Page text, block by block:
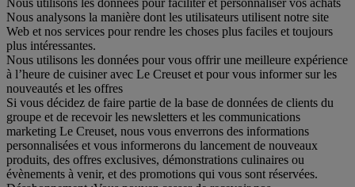
Nous analysons la manière dont les utilisateurs utilisent notre site
Web et nos services pour rendre les choses plus faciles et toujours
plus intéressantes.
Nous utilisons les données pour vous offrir une meilleure expérience
à l’heure de cuisiner avec Le Creuset et pour vous informer sur les
nouveautés et les offres
Si vous décidez de faire partie de la base de données de clients du
groupe et de recevoir les newsletters et les communications
marketing Le Creuset, nous vous enverrons des informations
personnalisées et vous informerons du lancement de nouveaux
produits, des offres exclusives, démonstrations culinaires ou
évènements à venir, et des promotions qui vous sont réservées.